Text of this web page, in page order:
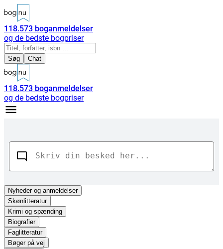
118.573 boganmeldelser
og de bedste bogpriser
Søg Chat
118.573 boganmeldelser
og de bedste bogpriser
Nyhederog anmeldelser
Skønlitteratur
Krimi og spænding
Biografier
Faglitteratur
Bøger på vej